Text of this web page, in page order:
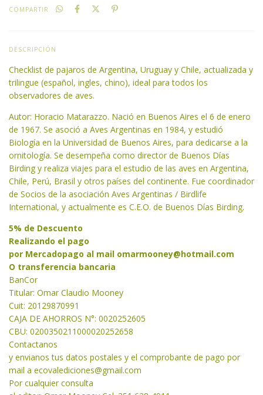
COMPARTIR
DESCRIPCIÓN
Checklist de pajaros de Argentina, Uruguay y Chile, actualizada y
trilingue (español, ingles, chino), ideal para todos los
observadores de aves.
Autor: Horacio Matarazzo. Nació en Buenos Aires el 6 de enero
de 1967. Se asoció a Aves Argentinas en 1984, y estudió
Biología en la Universidad de Buenos Aires, para dedicarse a la
ornitología. Se desempeña como director de Buenos Días
Birding y realiza viajes para el estudio de las aves en Argentina,
Chile, Perú, Brasil y otros países del continente. Fue coordinador
de Socios de la asociación Aves Argentinas / Birdlife
International, y actualmente es C.E.O. de Buenos Días Birding.
5% de Descuento
Realizando el pago
por Mercadopago al mail omarmooney@hotmail.com
O transferencia bancaria
BanCor
Titular: Omar Claudio Mooney
Cuit: 20129870991
CAJA DE AHORROS N°: 0020252605
CBU: 0200350211000020252658
Contactanos
y envianos tus datos postales y el comprobante de pago por
mail a ecovalediciones@gmail.com
Por cualquier consulta